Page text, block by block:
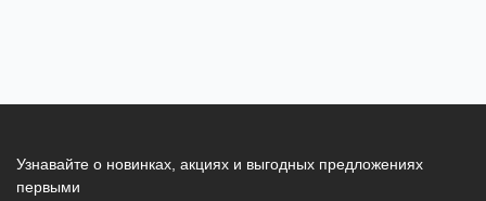
Узнавайте о новинках, акциях и выгодных предложениях
первыми